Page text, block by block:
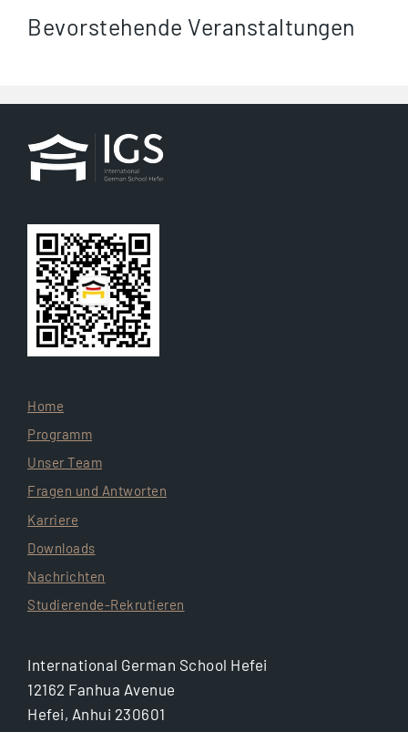
Bevorstehende Veranstaltungen
Home
Programm
Unser Team
Fragen und Antworten
Karriere
Downloads
Nachrichten
Studierende-Rekrutieren
International German School Hefei
12162 Fanhua Avenue
Hefei, Anhui 230601